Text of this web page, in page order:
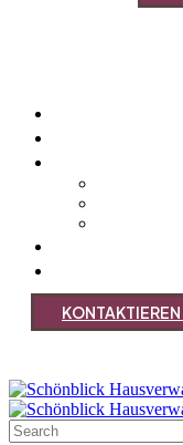
KONTAKTIEREN